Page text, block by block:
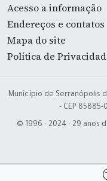
Acesso a informação
Endereços e contatos
Mapa do site
Política de
Município de Serranópolis
- CEP 85885-
© 1996 - 2024 - 29 anos